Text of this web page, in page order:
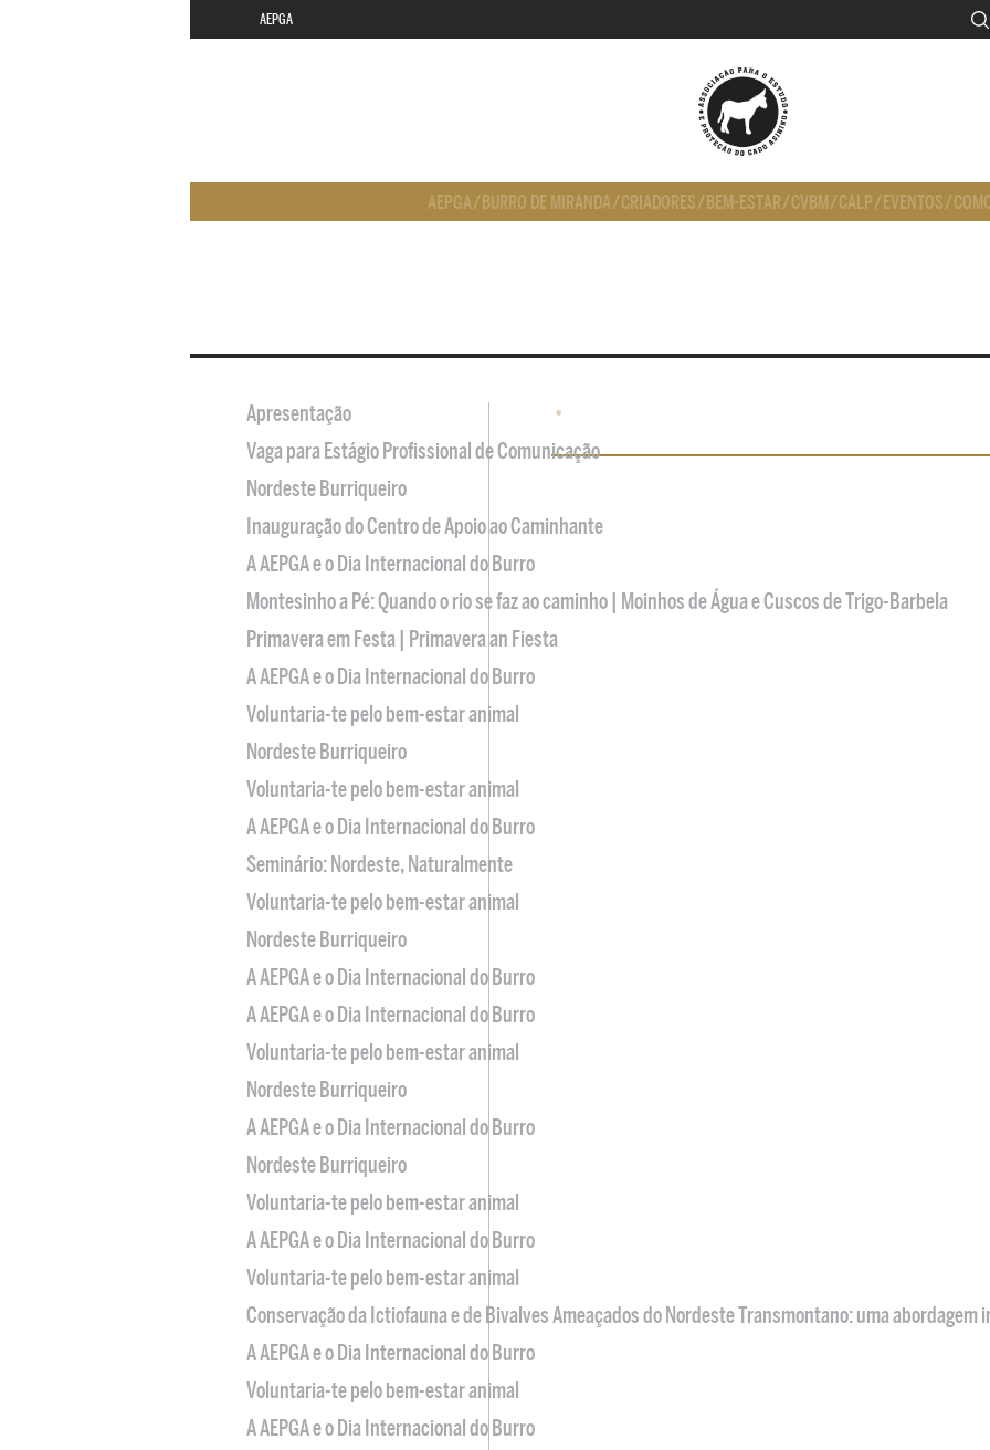
AEPGA
AEPGA/ BURRO DE MIRANDA/CRIADORES/ BEM-ESTAR/CVBM/CALP/ EVENTOS/
•
Apresentação
Vaga para Estágio Profissional de Comunicação
Nordeste Burriqueiro
Inauguração do Centro de Apoio ao Caminhante
A AEPGA e o Dia Internacional do Burro
Montesinho a Pé: Quando o rio se faz ao caminho | Moinhos de Água e Cuscos de Trigo-Barbela
Primavera em Festa | Primavera an Fiesta
A AEPGA e o Dia Internacional do Burro
Voluntaria-te pelo bem-estar animal
Nordeste Burriqueiro
Voluntaria-te pelo bem-estar animal
A AEPGA e o Dia Internacional do Burro
Seminário: Nordeste, Naturalmente
Voluntaria-te pelo bem-estar animal
Nordeste Burriqueiro
A AEPGA e o Dia Internacional do Burro
A AEPGA e o Dia Internacional do Burro
Voluntaria-te pelo bem-estar animal
Nordeste Burriqueiro
A AEPGA e o Dia Internacional do Burro
Nordeste Burriqueiro
Voluntaria-te pelo bem-estar animal
A AEPGA e o Dia Internacional do Burro
Voluntaria-te pelo bem-estar animal
Conservação da Ictiofauna e de Bivalves Ameaçados do Nordeste Transmontano: uma abordagem
A AEPGA e o Dia Internacional do Burro
Voluntaria-te pelo bem-estar animal
A AEPGA e o Dia Internacional do Burro